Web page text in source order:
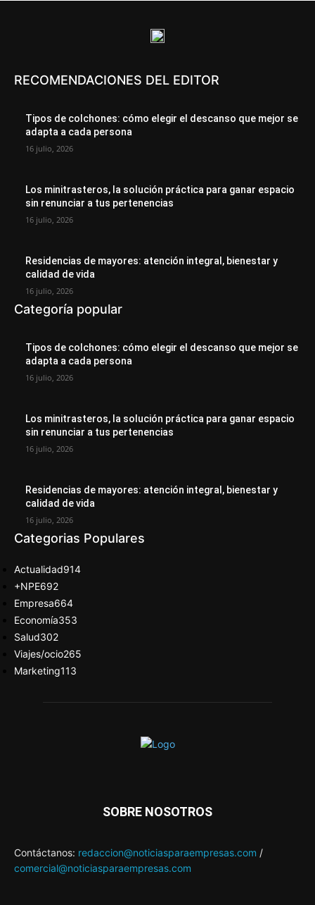
RECOMENDACIONES DEL EDITOR
Tipos de colchones: cómo elegir el descanso que mejor se
adapta a cada persona
16 julio, 2026
Los minitrasteros, la solución práctica para ganar espacio
sin renunciar a tus pertenencias
16 julio, 2026
Residencias de mayores: atención integral, bienestar y
calidad de vida
16 julio, 2026
Categoría popular
Tipos de colchones: cómo elegir el descanso que mejor se
adapta a cada persona
16 julio, 2026
Los minitrasteros, la solución práctica para ganar espacio
sin renunciar a tus pertenencias
16 julio, 2026
Residencias de mayores: atención integral, bienestar y
calidad de vida
16 julio, 2026
Categorias Populares
Actualidad914
+NPE692
Empresa664
Economía353
Salud302
Viajes/ocio265
Marketing113
SOBRE NOSOTROS
Contáctanos: redaccion@noticiasparaempresas.com /
comercial@noticiasparaempresas.com